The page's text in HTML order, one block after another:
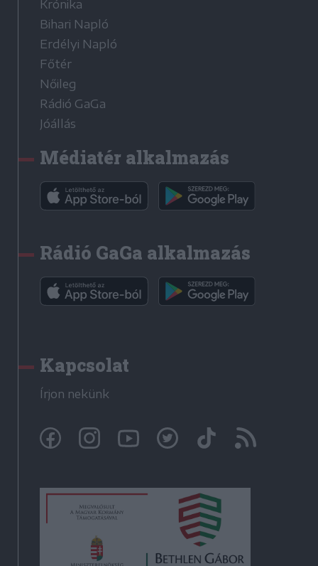
Krónika
Bihari Napló
Erdélyi Napló
Főtér
Nőileg
Rádió GaGa
Jóállás
Médiatér alkalmazás
Rádió GaGa alkalmazás
Kapcsolat
Írjon nekünk